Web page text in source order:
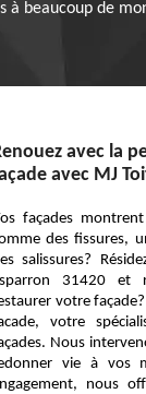
à beaucoup de
avec la
avec MJ
façades
des fissures,
salissures?
31420 et
votre
votre
Nous
vie à vos
nous